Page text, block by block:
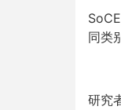
同类
研究